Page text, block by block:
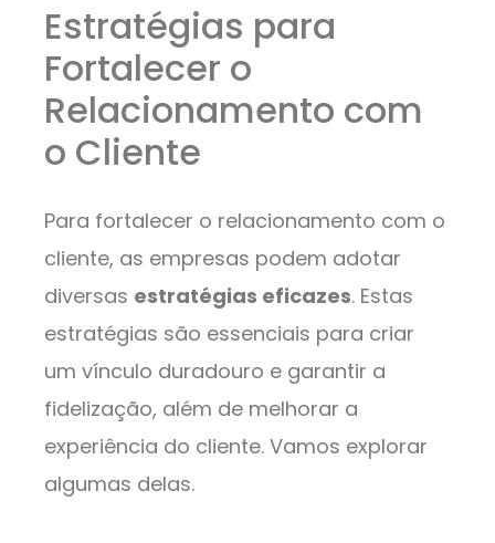
Estratégias para
Fortalecer o
Relacionamento com
o Cliente
Para fortalecer o relacionamento com o
cliente, as empresas podem adotar
diversas estratégias eficazes. Estas
estratégias são essenciais para criar
um vínculo duradouro e garantir a
fidelização, além de melhorar a
experiência do cliente. Vamos explorar
algumas delas.